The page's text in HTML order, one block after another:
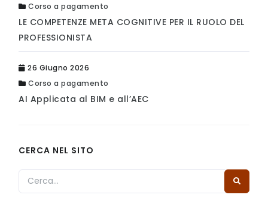
Corso a pagamento
LE COMPETENZE META COGNITIVE PER IL RUOLO DEL
PROFESSIONISTA
26 Giugno 2026
Corso a pagamento
AI Applicata al BIM e all’AEC
CERCA NEL SITO